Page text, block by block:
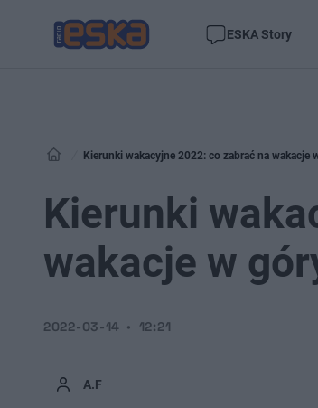
ESKA Story
Kierunki wakacyjne 2022: co zabrać na wakacje
Kierunki
wakacje w
A.F
2022-03-14 12:21